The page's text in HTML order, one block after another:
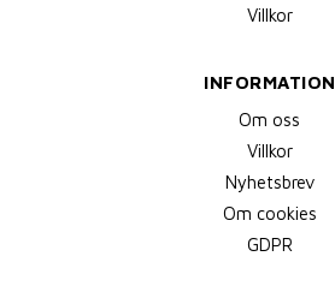
Villkor
INFORMATION
Om oss
Villkor
Nyhetsbrev
Om cookies
GDPR